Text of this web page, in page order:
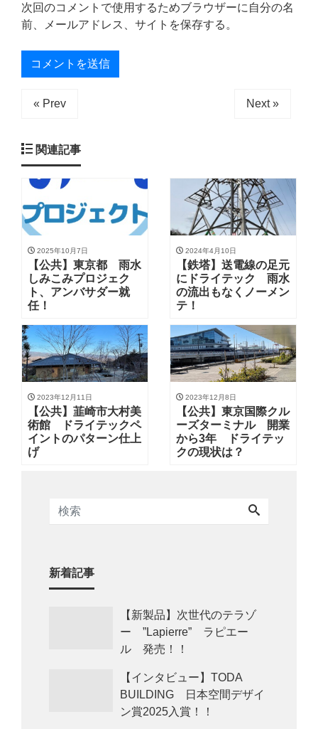
次回のコメントで使用するためブラウザーに自分の名
前、メールアドレス、サイトを保存する。
« Prev Next »
関連記事
2025年10月7日
【公共】東京都 雨水
しみこみプロジェク
ト、アンバサダー就
任！
2024年4月10日
【鉄塔】送電線の足元
にドライテック 雨水
の流出もなくノーメン
テ！
2023年12月11日
【公共】韮崎市大村美
術館 ドライテックペ
イントのパターン仕上
げ
2023年12月8日
【公共】東京国際クル
ーズターミナル 開業
から3年 ドライテッ
クの現状は？
新着記事
【新製品】次世代のテラゾ
ー ”Lapierre” ラピエー
ル 発売！！
【インタビュー】TODA
BUILDING 日本空間デザイ
ン賞2025入賞！！